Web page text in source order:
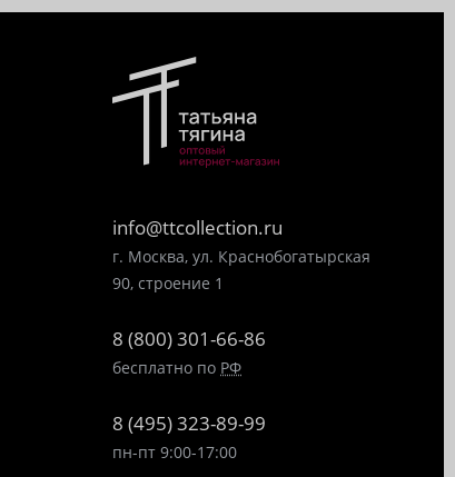
info@ttcollection.ru
г. Москва, ул. Краснобогатырская
90, строение 1
8 (800) 301-66-86
бесплатно по РФ
8 (495) 323-89-99
пн-пт 9:00-17:00